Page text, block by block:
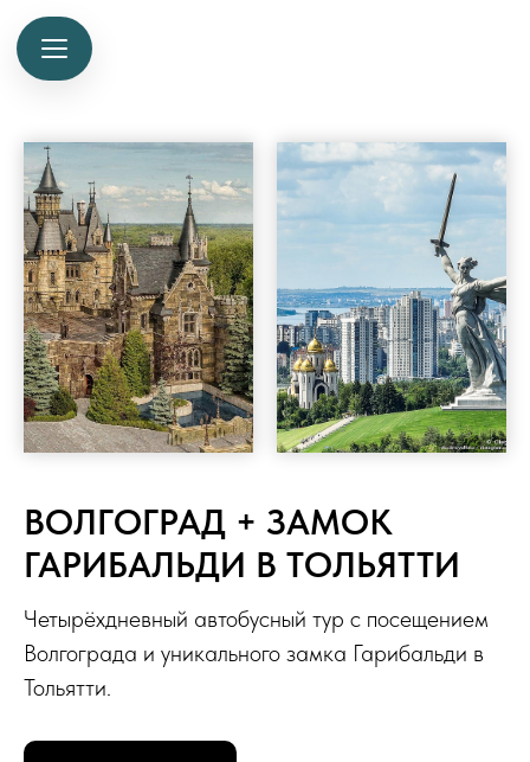
ВОЛГОГРАД + ЗАМОК
ГАРИБАЛЬДИ В ТОЛЬЯТТИ
Четырёхдневный автобусный тур с посещением
Волгограда и уникального замка Гарибальди в
Тольятти.